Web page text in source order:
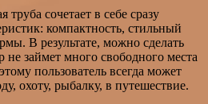
труба сочетает в себе сразу
компактность, стильный
В результате, можно сделать
не займет много свободного места
пользователь всегда может
охоту, рыбалку, в путешествие.